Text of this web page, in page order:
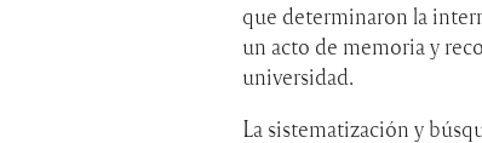
que determinaron la
un acto de memoria y
universidad.
La sistematización y